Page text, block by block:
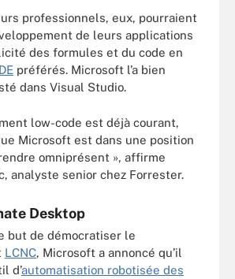
professionnels, eux, pourraient
de leurs applications
des formules et du code en
préférés. Microsoft l’a bien
dans Visual Studio.
low-code est déjà courant,
Microsoft est dans une position
omniprésent », affirme
analyste senior chez Forrester.
Desktop
but de démocratiser le
LCNC, Microsoft a annoncé qu’il
d’automatisation robotisée des